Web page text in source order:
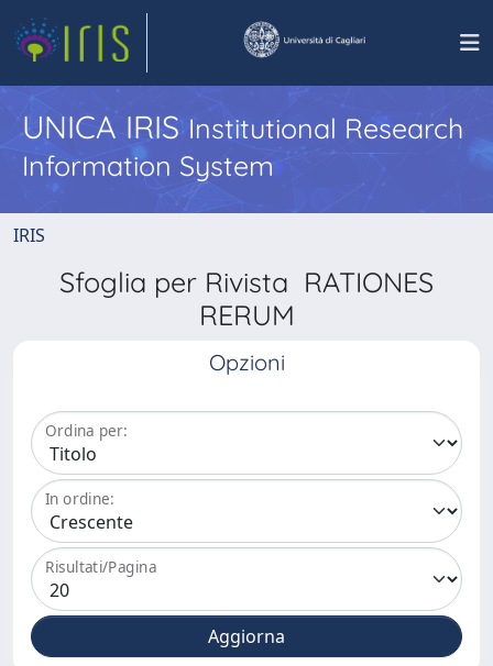
UNICA IRISInstitutional Research
Information System
IRIS
Sfoglia per Rivista RATIONES
RERUM
Opzioni
Ordina per:
In ordine:
Risultati/Pagina